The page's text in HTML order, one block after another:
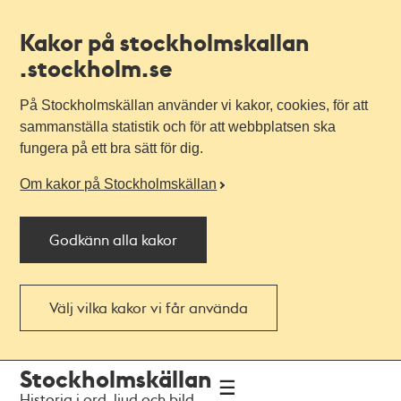
Kakor på stockholmskallan
.stockholm.se
På Stockholmskällan använder vi kakor, cookies, för att
sammanställa statistik och för att webbplatsen ska
fungera på ett bra sätt för dig.
Om kakor på Stockholmskällan
Godkänn alla kakor
Välj vilka kakor vi får använda
navigationen
huvudinnehållet
Stockholmskällan